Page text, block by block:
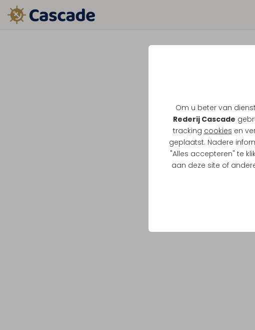
Om u beter van
Rederij Cascade
tracking cookies en
geplaatst. Nadere
"Alles accepteren" te
aan deze site of